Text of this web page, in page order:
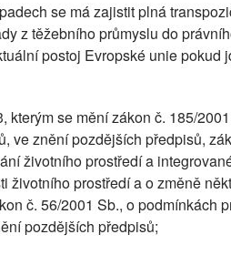
se má zajistit plná
z těžebního průmyslu do
postoj Evropské unie pokud
kterým se mění zákon č. 185/
ve znění pozdějších předpisů,
životního prostředí a
životního prostředí a o změně
č. 56/2001 Sb., o podmínkách
pozdějších předpisů;